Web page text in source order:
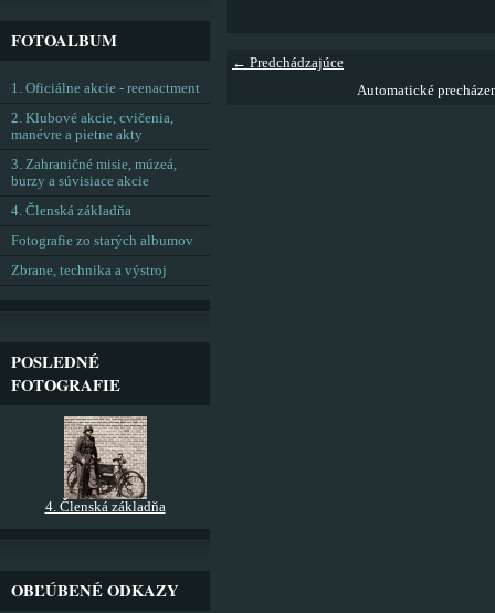
← Predchádzajúce
Automatické
FOTOALBUM
1. Oficiálne akcie - reenactment
2. Klubové akcie, cvičenia,
manévre a pietne akty
3. Zahraničné misie, múzeá,
burzy a súvisiace akcie
4. Členská základňa
Fotografie zo starých albumov
Zbrane, technika a výstroj
POSLEDNÉ
FOTOGRAFIE
4. Členská základňa
OBĽÚBENÉ ODKAZY